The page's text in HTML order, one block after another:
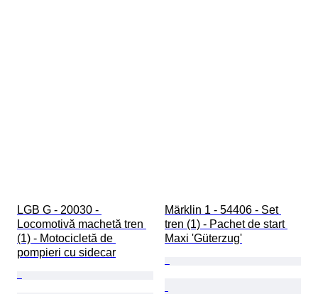
LGB G - 20030 -
Locomotivă machetă tren
(1) - Motocicletă de
pompieri cu sidecar
Märklin 1 - 54406 - Set
tren (1) - Pachet de start
Maxi 'Güterzug'